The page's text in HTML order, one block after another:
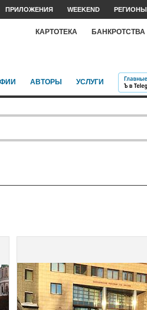
ПРИЛОЖЕНИЯ WEEKEND РЕГИОНЫ
КАРТОТЕКА БАНКРОТСТВА
АВТОРЫ УСЛУГИ